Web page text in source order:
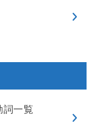
詞一覧